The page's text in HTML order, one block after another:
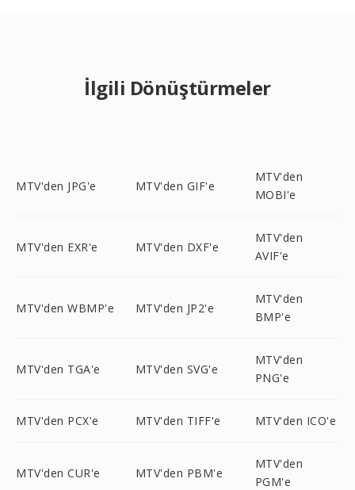
İlgili Dönüştürmeler
MTV'den JPG'e MTV'den GIF'e
MTV'den
MOBI'e
MTV'den EXR'e MTV'den DXF'e
MTV'den
AVIF'e
MTV'den WBMP'e MTV'den JP2'e
MTV'den
BMP'e
MTV'den TGA'e MTV'den SVG'e
MTV'den
PNG'e
MTV'den PCX'e MTV'den TIFF'e MTV'den ICO'e
MTV'den CUR'e MTV'den PBM'e
MTV'den
PGM'e